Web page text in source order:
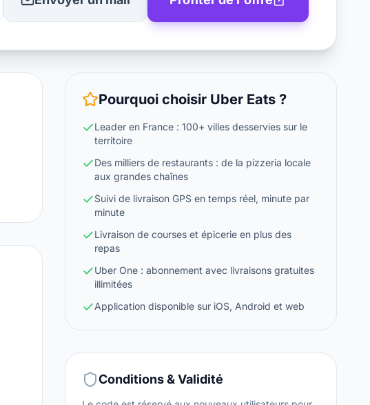
Pourquoi choisir Uber Eats ?
Leader en France : 100+ villes desservies sur le
territoire
Des milliers de restaurants : de la pizzeria locale
aux grandes chaînes
Suivi de livraison GPS en temps réel, minute par
minute
Livraison de courses et épicerie en plus des
repas
Uber One : abonnement avec livraisons gratuites
illimitées
Application disponible sur iOS, Android et web
Conditions & Validité